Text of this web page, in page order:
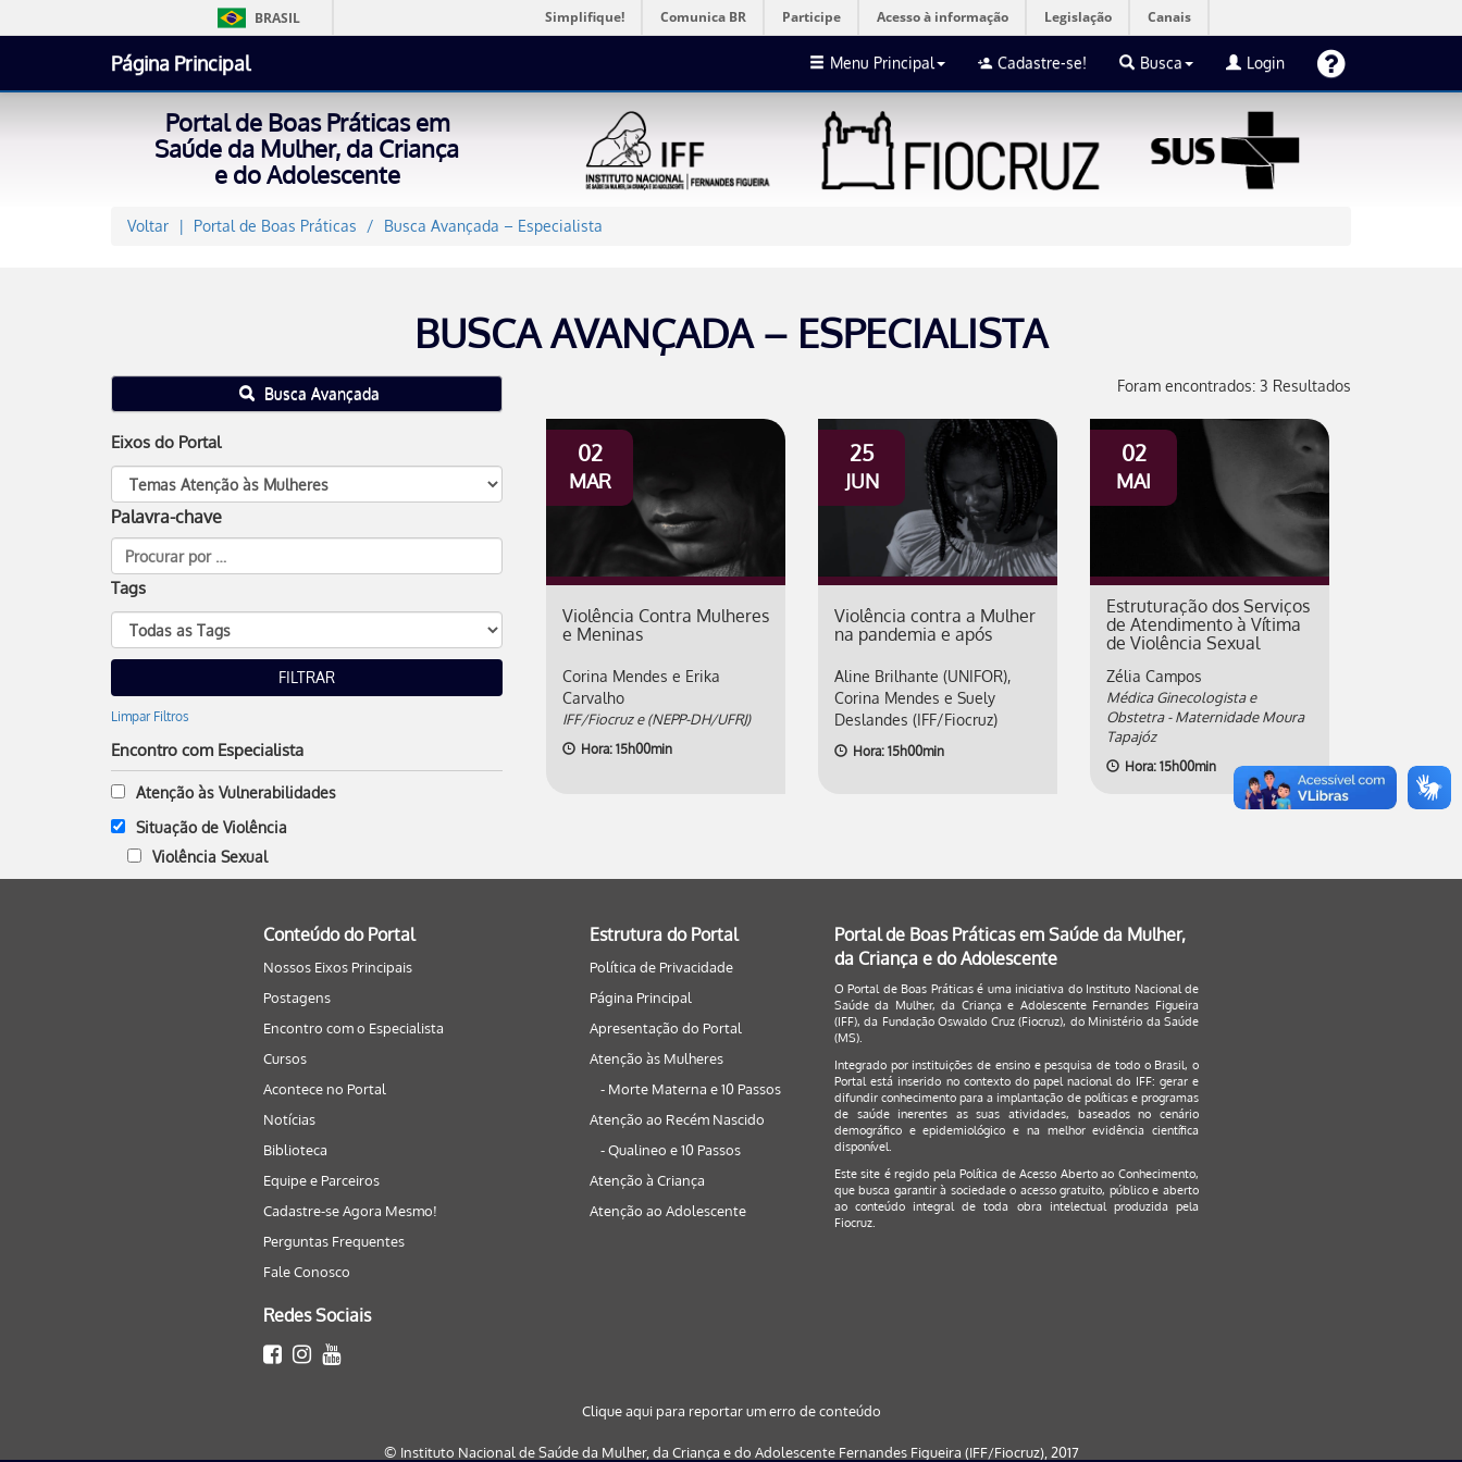
BRASIL Simplifique! Comunica BR Participe Acesso à informação Legislação Canais
Página Principal Menu Principal Cadastre-se! Busca Login
Portal de Boas Práticas em
Saúde da Mulher, da Criança
e do Adolescente
Voltar Portal de Boas Práticas Busca Avançada – Especialista
BUSCA AVANÇADA – ESPECIALISTA
Busca Avançada
Eixos do Portal
Palavra-chave
Tags
Limpar Filtros
Encontro com Especialista
Atenção às Vulnerabilidades
Situação de Violência
Violência Sexual
Foram encontrados: 3 Resultados
02
MAR
Violência Contra Mulheres
e Meninas
Corina Mendes e Erika
Carvalho
IFF/Fiocruz e (NEPP-DH/UFRJ)
Hora: 15h00min
25
JUN
Violência contra a Mulher
na pandemia e após
Aline Brilhante (UNIFOR),
Corina Mendes e Suely
Deslandes (IFF/Fiocruz)
Hora: 15h00min
02
MAI
Estruturação dos Serviços
de Atendimento à Vítima
de Violência Sexual
Zélia Campos
Médica Ginecologista e
Obstetra - Maternidade Moura
Tapajóz
Hora: 15h00min
Conteúdo do Portal
Nossos Eixos Principais
Postagens
Encontro com o Especialista
Cursos
Acontece no Portal
Notícias
Biblioteca
Equipe e Parceiros
Cadastre-se Agora Mesmo!
Perguntas Frequentes
Fale Conosco
Redes Sociais
Estrutura do Portal
Política de Privacidade
Página Principal
Apresentação do Portal
Atenção às Mulheres
- Morte Materna e 10 Passos
Atenção ao Recém Nascido
- Qualineo e 10 Passos
Atenção à Criança
Atenção ao Adolescente
Portal de Boas Práticas em Saúde da Mulher,
da Criança e do Adolescente
O Portal de Boas Práticas é uma iniciativa do Instituto Nacional de
Saúde da Mulher, da Criança e Adolescente Fernandes Figueira
(IFF), da Fundação Oswaldo Cruz (Fiocruz), do Ministério da Saúde
(MS).
Integrado por instituições de ensino e pesquisa de todo o Brasil, o
Portal está inserido no contexto do papel nacional do IFF: gerar e
difundir conhecimento para a implantação de políticas e programas
de saúde inerentes as suas atividades, baseados no cenário
demográfico e epidemiológico e na melhor evidência científica
disponível.
Este site é regido pelaPolítica de Acesso Aberto ao Conhecimento,
que busca garantir à sociedade o acesso gratuito, público e aberto
ao conteúdo integral de toda obra intelectual produzida pela
Fiocruz.
Clique aqui para reportar um erro de conteúdo
© Instituto Nacional de Saúde da Mulher, da Criança e do Adolescente Fernandes Figueira (IFF/Fiocruz), 2017